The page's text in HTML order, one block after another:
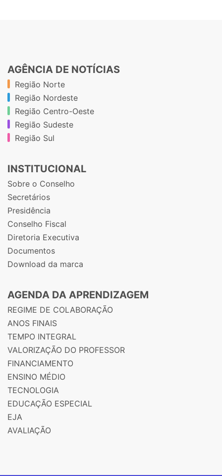
AGÊNCIA DE NOTÍCIAS
Região Norte
Região Nordeste
Região Centro-Oeste
Região Sudeste
Região Sul
INSTITUCIONAL
Sobre o Conselho
Secretários
Presidência
Conselho Fiscal
Diretoria Executiva
Documentos
Download da marca
AGENDA DA APRENDIZAGEM
REGIME DE COLABORAÇÃO
ANOS FINAIS
TEMPO INTEGRAL
VALORIZAÇÃO DO PROFESSOR
FINANCIAMENTO
ENSINO MÉDIO
TECNOLOGIA
EDUCAÇÃO ESPECIAL
EJA
AVALIAÇÃO